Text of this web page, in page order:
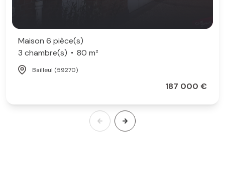
Maison 6 pièce(s)
3 chambre(s)
80 m²
Bailleul (59270)
187 000 €